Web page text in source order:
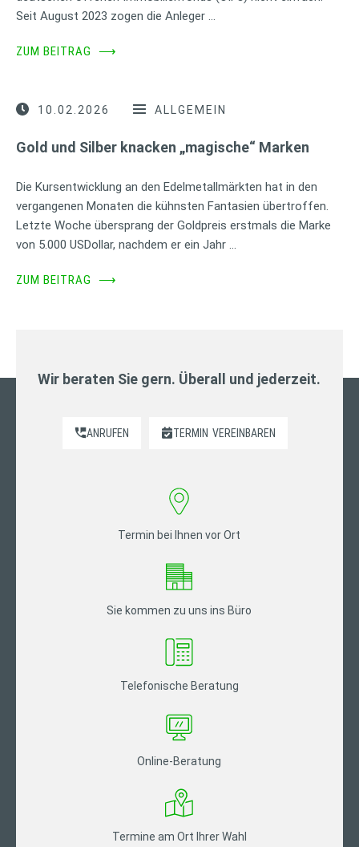
Seit August 2023 zogen die Anleger …
ZUM BEITRAG ⟶
10.02.2026 ALLGEMEIN
Gold und Silber knacken „magische“ Marken
Die Kursentwicklung an den Edelmetallmärkten hat in den
vergangenen Monaten die kühnsten Fantasien übertroffen.
Letzte Woche übersprang der Goldpreis erstmals die Marke
von 5.000 USDollar, nachdem er ein Jahr …
ZUM BEITRAG ⟶
Wir beraten Sie gern. Überall und jederzeit.
ANRUFEN TERMIN VEREINBAREN
Termin bei Ihnen vor Ort
Sie kommen zu uns ins Büro
Telefonische Beratung
Online-Beratung
Termine am Ort Ihrer Wahl